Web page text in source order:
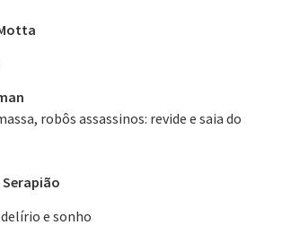
robôs assassinos: revide e saia do
e sonho